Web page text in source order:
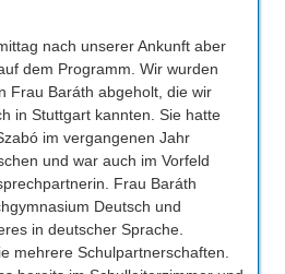
nach unserer Ankunft aber
dem Programm. Wir wurden
Frau Baráth abgeholt, die wir
in Stuttgart kannten. Sie hatte
im vergangenen Jahr
und war auch im Vorfeld
Frau Baráth
Deutsch und
in deutscher Sprache.
mehrere Schulpartnerschaften.